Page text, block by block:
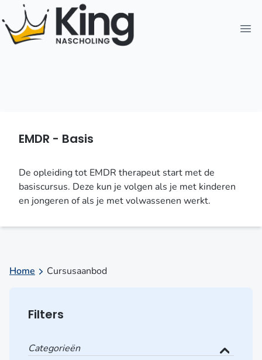
EMDR - Basis
De opleiding tot EMDR therapeut start met de
basiscursus. Deze kun je volgen als je met kinderen
en jongeren of als je met volwassenen werkt.
Home Cursusaanbod
Filters
Categorieën